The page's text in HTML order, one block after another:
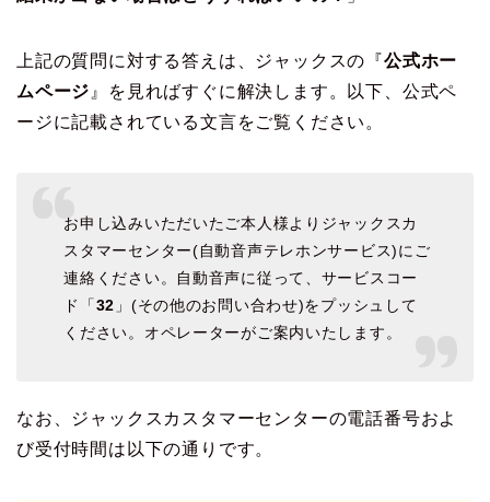
上記の質問に対する答えは、ジャックスの『公式ホー
ムページ 』を見ればすぐに解決します。以下、公式ペ
ージに記載されている文言をご覧ください。
お申し込みいただいたご本人様よりジャックスカ
スタマーセンター(自動音声テレホンサービス)にご
連絡ください。自動音声に従って、サービスコー
ド「32 」(その他のお問い合わせ)をプッシュして
ください。オペレーターがご案内いたします。
なお、ジャックスカスタマーセンターの電話番号およ
び受付時間は以下の通りです。